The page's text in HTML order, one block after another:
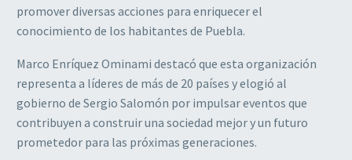
promover diversas acciones para enriquecer el
conocimiento de los habitantes de Puebla.
Marco Enríquez Ominami destacó que esta organización
representa a líderes de más de 20 países y elogió al
gobierno de Sergio Salomón por impulsar eventos que
contribuyen a construir una sociedad mejor y un futuro
prometedor para las próximas generaciones.